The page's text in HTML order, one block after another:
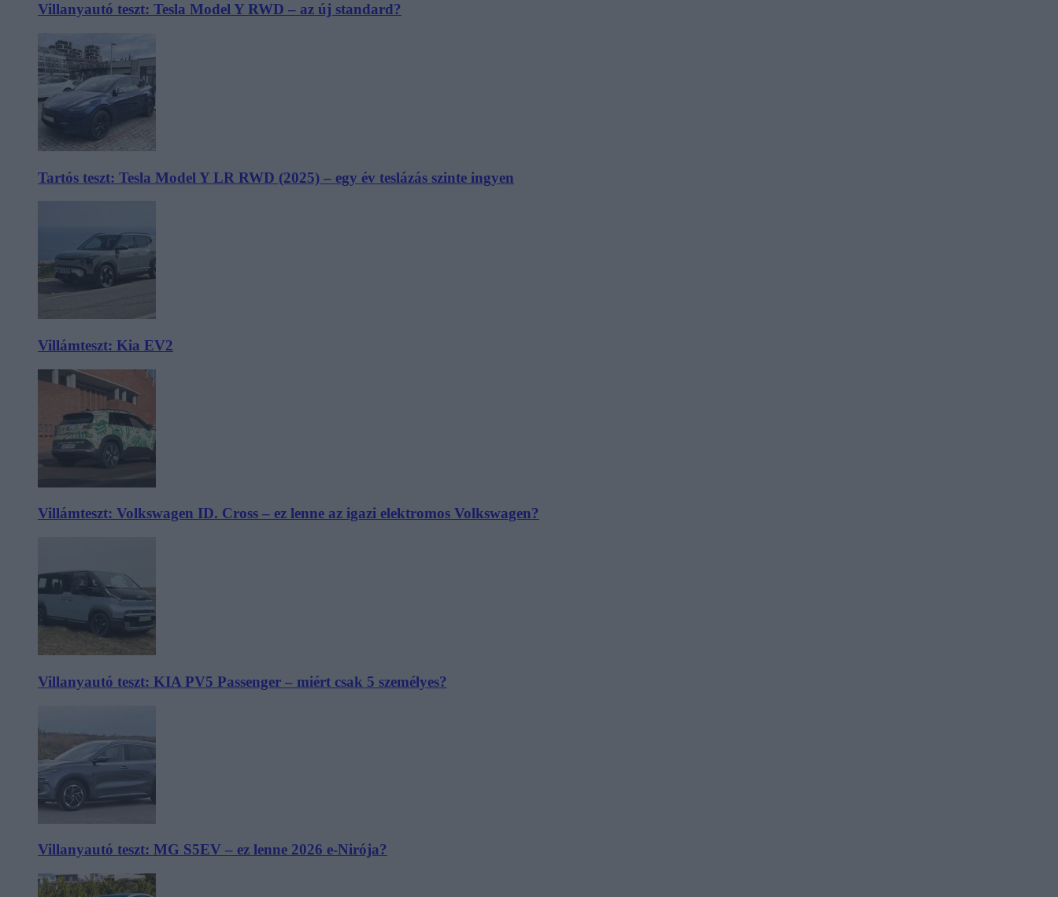
Villanyautó teszt: Tesla Model Y RWD – az új standard?
Tartós teszt: Tesla Model Y LR RWD (2025) – egy év teslázás szinte ingyen
Villámteszt: Kia EV2
Villámteszt: Volkswagen ID. Cross – ez lenne az igazi elektromos Volkswagen?
Villanyautó teszt: KIA PV5 Passenger – miért csak 5 személyes?
Villanyautó teszt: MG S5EV – ez lenne 2026 e-Nirója?